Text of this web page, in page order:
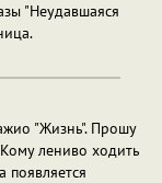
"Неудавшаяся
"Жизнь". Прошу
лениво ходить
появляется